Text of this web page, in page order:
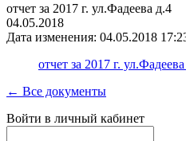
отчет за 2017 г. ул.Фадеева д.4
04.05.2018
Дата изменения: 04.05.2018
отчет за 2017 г.
← Все документы
Войти в личный кабинет